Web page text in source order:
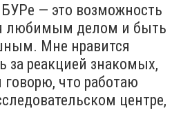
— это возможность
любимым делом и быть
Мне нравится
за реакцией знакомых,
говорю, что работаю
центре,